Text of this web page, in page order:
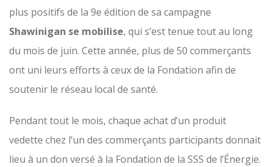
plus positifs de la 9e édition de sa campagne
Shawinigan se mobilise, qui s’est tenue tout au long
du mois de juin. Cette année, plus de 50 commerçants
ont uni leurs efforts à ceux de la Fondation afin de
soutenir le réseau local de santé.
Pendant tout le mois, chaque achat d’un produit
vedette chez l’un des commerçants participants donnait
lieu à un don versé à la Fondation de la SSS de l’Énergie.